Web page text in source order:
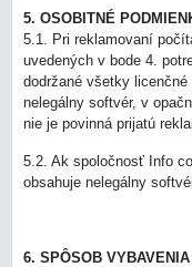
5. OSOBITNÉ
5.1. Pri reklamovaní
uvedených v bode 4.
dodržané všetky
nelegálny softvér, v
nie je povinná prijatú
5.2. Ak spoločnosť Info
obsahuje nelegálny
6. SPÔSOB